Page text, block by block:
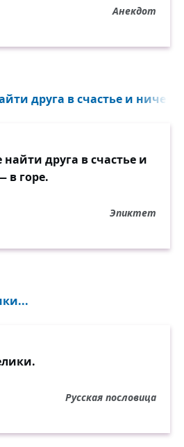
Анекдот
друга в счастье и
найти друга в счастье и
в горе.
Эпиктет
Русская пословица